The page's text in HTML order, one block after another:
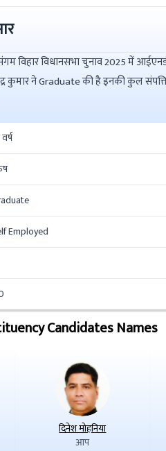
विधानसभा चुनाव 2025 में आईएनडी के उम्मीदवार हैं. ये संगम विहार
ऊपर ₹ 0 की देनदारी है. इनके ऊपर आपराधिक
वर्ष
Employed
Candidates Names
दिनेश मोहनिया
आप